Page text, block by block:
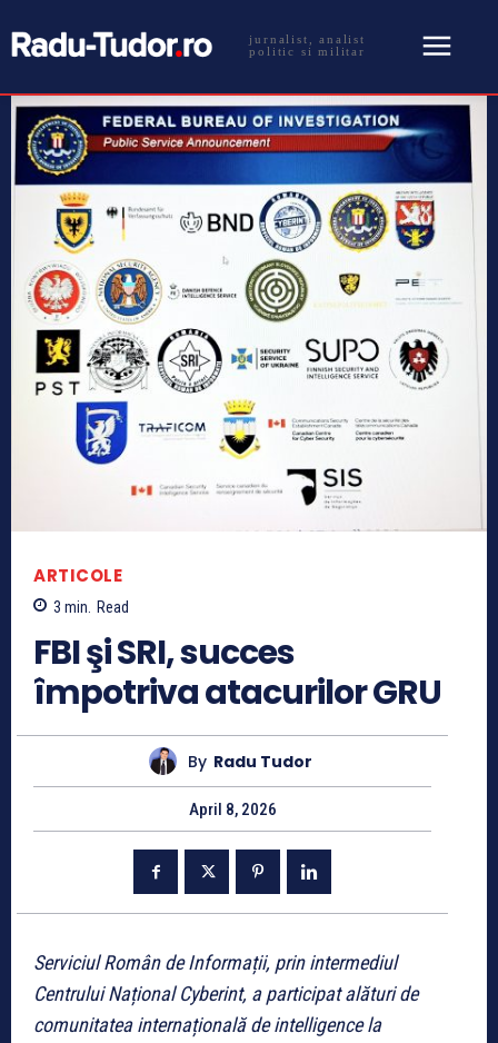
jurnalist, analist
politic si militar
ARTICOLE
3 min. Read
FBI şi SRI, succes
împotriva atacurilor GRU
By Radu Tudor
April 8, 2026
Serviciul Român de Informații, prin intermediul
Centrului Național Cyberint, a participat alături de
comunitatea internațională de intelligence la